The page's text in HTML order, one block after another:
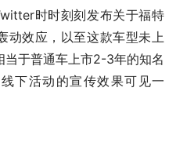
时时刻刻发布关于福特
动效应，以至这款车型未上
于普通车上市2-3年的知名
下活动的宣传效果可见一